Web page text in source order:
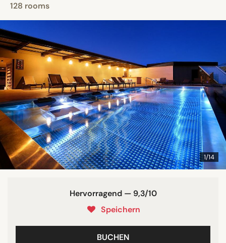
128 rooms
1/14
Hervorragend — 9,3/10
Speichern
BUCHEN